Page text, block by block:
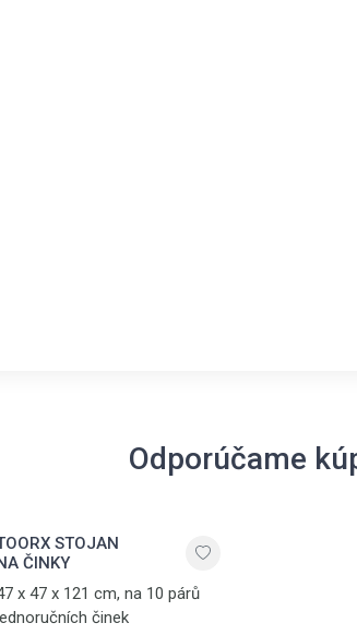
Odporúčame
STOJAN
ČINKY
x 47 x 121 cm, na 10 párů
činek